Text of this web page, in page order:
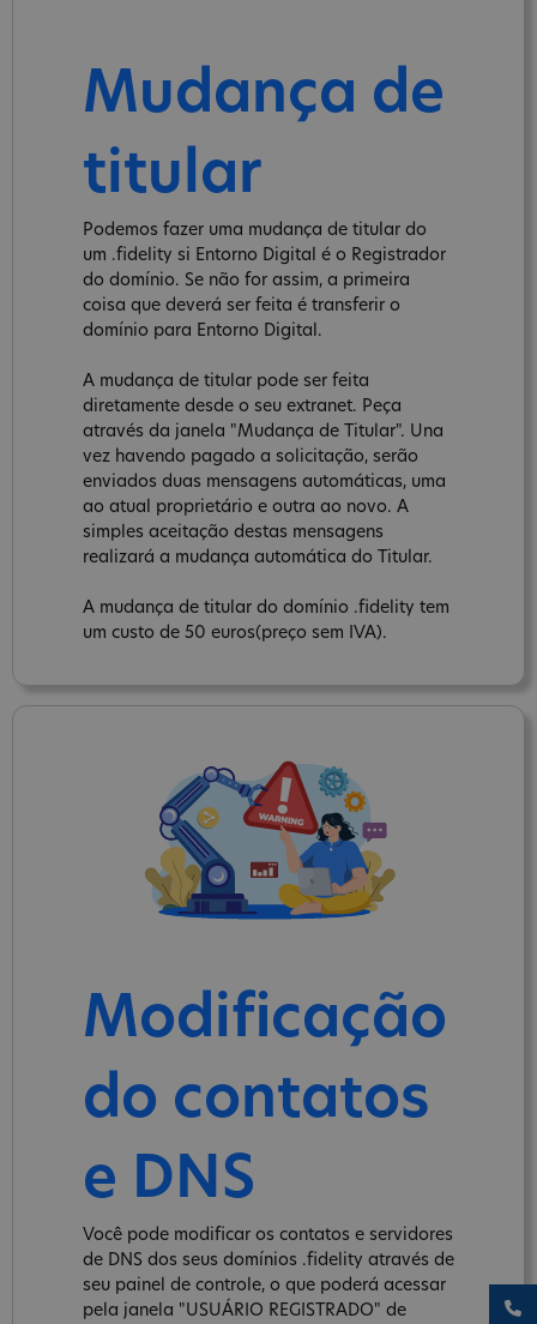
Mudança de
titular
Podemos fazer uma mudança de titular do
um .fidelity si Entorno Digital é o Registrador
do domínio. Se não for assim, a primeira
coisa que deverá ser feita é transferir o
domínio para Entorno Digital.
A mudança de titular pode ser feita
diretamente desde o seu extranet. Peça
através da janela "Mudança de Titular". Una
vez havendo pagado a solicitação, serão
enviados duas mensagens automáticas, uma
ao atual proprietário e outra ao novo. A
simples aceitação destas mensagens
realizará a mudança automática do Titular.
A mudança de titular do domínio .fidelity tem
um custo de 50 euros(preço sem IVA).
Modificação
do contatos
e DNS
Você pode modificar os contatos e servidores
de DNS dos seus domínios .fidelity através de
seu painel de controle, o que poderá acessar
pela janela "USUÁRIO REGISTRADO" de